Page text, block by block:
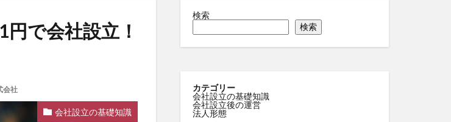
で会社設立！
会社
会社設立の基礎知識
検索
検索
カテゴリー
会社設立の基礎知識
会社設立後の運営
法人形態